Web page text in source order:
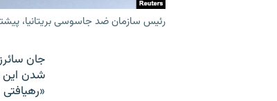
رئیس سازمان ضد جاسوسی بریتانیا،
جان
شدن این